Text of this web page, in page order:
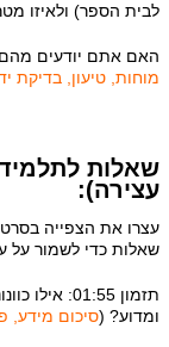
לבית הספר) ולאיזו
האם אתם יודעים מהם
מוחות, טיעון, בדיקת
שאלות
עצירה):
עצרו את הצפייה
שאלות כדי לשמור על
תזמון
ומדוע? (סיכום מידע,